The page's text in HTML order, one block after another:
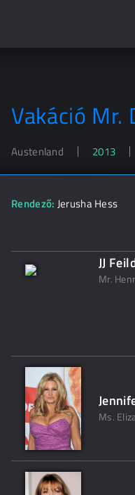
Vakáció Mr.
Austenland 2013
Rendező: Jerusha Hess
JJ
Mr.
Ms.